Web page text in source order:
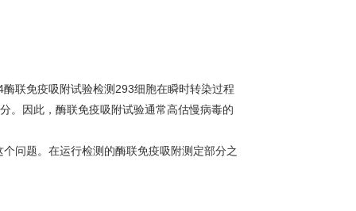
酶联免疫吸附试验检测 293细胞在瞬时转染过程
。因此，酶联免疫吸附试验通常高估慢病毒的
个问题。在运行检测的酶联免疫吸附测定部分之